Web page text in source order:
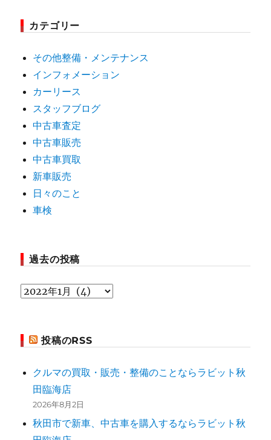
カテゴリー
その他整備・メンテナンス
インフォメーション
カーリース
スタッフブログ
中古車査定
中古車販売
中古車買取
新車販売
日々のこと
車検
過去の投稿
過
投
投稿のRSS
クルマの買取・販売・整備のことならラビット秋
田臨海店
2026年8月2日
秋田市で新車、中古車を購入するならラビット秋